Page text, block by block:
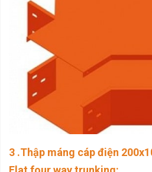
3 .Thập máng cáp điện